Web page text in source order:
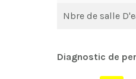
Nbre de salle
Diagnostic de